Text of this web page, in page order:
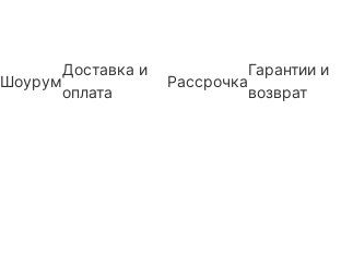
Шоурум
Доставка и
оплата
Рассрочка
Гарантии и
возврат